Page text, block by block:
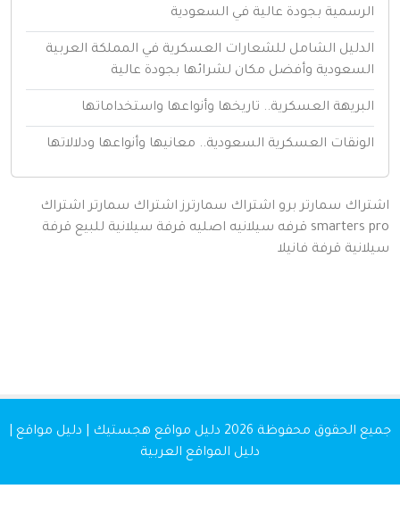
بجودة عالية في السعودية
الشامل للشعارات العسكرية في المملكة العربية
وأفضل مكان لشرائها بجودة عالية
العسكرية.. تاريخها وأنواعها واستخداماتها
العسكرية السعودية.. معانيها وأنواعها ودلالاتها
سمارتر برو اشتراك سمارترز اشتراك سمارتر اشتراك
smarters قرفه سيلانيه اصليه قرفة سيلانية للبيعقرفة
قرفة فانيلا
الحقوق محفوظة 2026
دليل مواقع هجستيك | دليل مواقع |
دليل المواقع العربية